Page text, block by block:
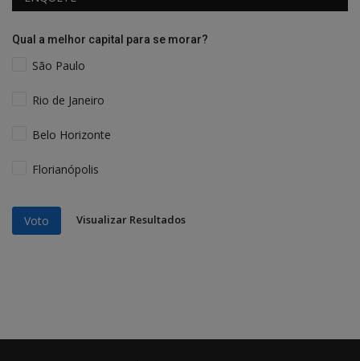
Qual a melhor capital para se morar?
São Paulo
Rio de Janeiro
Belo Horizonte
Florianópolis
Voto Visualizar Resultados